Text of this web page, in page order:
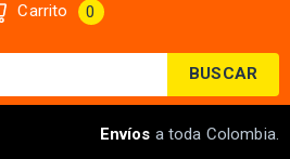
BUSCAR
Carrito
0
Envíos a toda Colombia.